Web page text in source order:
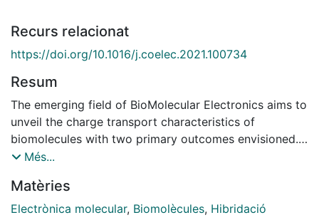
Recurs relacionat
https://doi.org/10.1016/j.coelec.2021.100734
Resum
The emerging field of BioMolecular Electronics aims to
unveil the charge transport characteristics of
biomolecules with two primary outcomes envisioned.
The first is to use nature's efficient charge transport
generation of hybrid bioelectronic devices towards a
more sustainable, biocompatible and efficient
Més...
Matèries
Electrònica molecular, Biomolècules, Hibridació